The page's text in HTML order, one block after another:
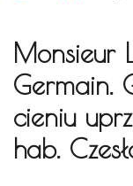
Monsieur
Germain.
cieniu
hab.